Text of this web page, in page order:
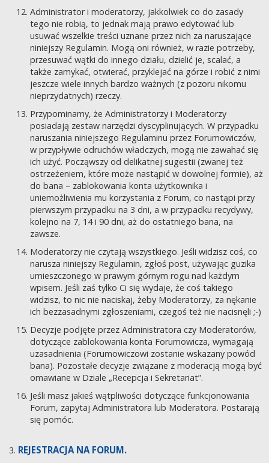
Administrator i moderatorzy, jakkolwiek co do zasady
tego nie robią, to jednak mają prawo edytować lub
usuwać wszelkie treści uznane przez nich za naruszające
niniejszy Regulamin. Mogą oni również, w razie potrzeby,
przesuwać wątki do innego działu, dzielić je, scalać, a
także zamykać, otwierać, przyklejać na górze i robić z nimi
jeszcze wiele innych bardzo ważnych (z pozoru nikomu
nieprzydatnych) rzeczy.
Przypominamy, że Administratorzy i Moderatorzy
posiadają zestaw narzędzi dyscyplinujących. W przypadku
naruszania niniejszego Regulaminu przez Forumowiczów,
w przypływie odruchów władczych, mogą nie zawahać się
ich użyć. Począwszy od delikatnej sugestii (zwanej też
ostrzeżeniem, które może nastąpić w dowolnej formie), aż
do bana – zablokowania konta użytkownika i
uniemożliwienia mu korzystania z Forum, co nastąpi przy
pierwszym przypadku na 3 dni, a w przypadku recydywy,
kolejno na 7, 14 i 90 dni, aż do ostatniego bana, na
zawsze.
Moderatorzy nie czytają wszystkiego. Jeśli widzisz coś, co
narusza niniejszy Regulamin, zgłoś post, używając guzika
umieszczonego w prawym górnym rogu nad każdym
wpisem. Jeśli zaś tylko Ci się wydaje, że coś takiego
widzisz, to nic nie naciskaj, żeby Moderatorzy, za nękanie
ich bezzasadnymi zgłoszeniami, czegoś też nie nacisnęli ;-)
Decyzje podjęte przez Administratora czy Moderatorów,
dotyczące zablokowania konta Forumowicza, wymagają
uzasadnienia (Forumowiczowi zostanie wskazany powód
bana). Pozostałe decyzje związane z moderacją mogą być
omawiane w Dziale „Recepcja i Sekretariat”.
Jeśli masz jakieś wątpliwości dotyczące funkcjonowania
Forum, zapytaj Administratora lub Moderatora. Postarają
się pomóc.
REJESTRACJA NA FORUM.